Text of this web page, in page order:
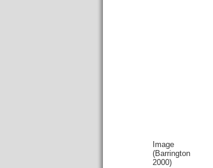
Image
(Barrington
2000)